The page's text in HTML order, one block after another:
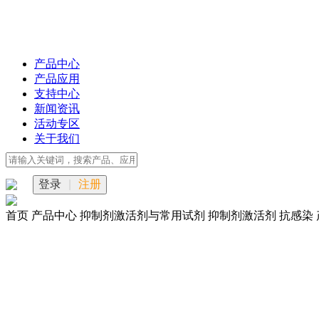
产品中心
产品应用
支持中心
新闻资讯
活动专区
关于我们
登录 注册
首页 产品中心 抑制剂激活剂与常用试剂 抑制剂激活剂 抗感染